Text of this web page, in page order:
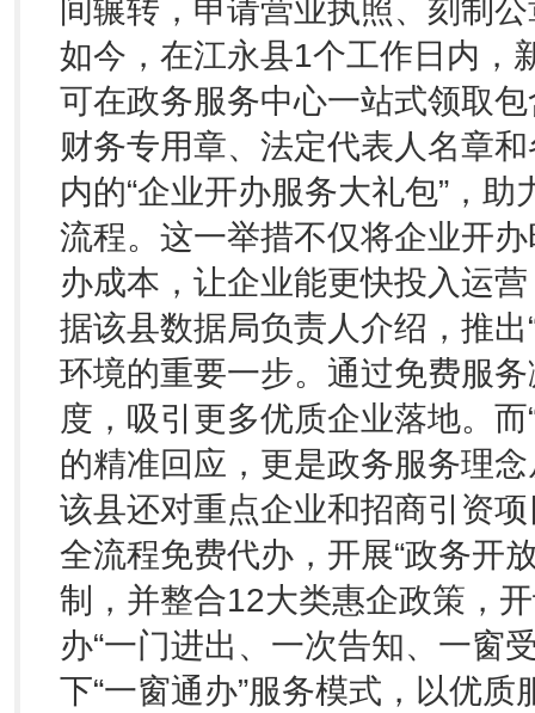
间辗转，申请营业执照、刻制
如今，在江永县1个工作日内，
可在政务服务中心一站式领取
财务专用章、法定代表人名章
内的“企业开办服务大礼包”，
流程。这一举措不仅将企业开
办成本，让企业能更快投入运
据该县数据局负责人介绍，推
环境的重要一步。通过免费服
度，吸引更多优质企业落地。
的精准回应，更是政务服务理念
该县还对重点企业和招商引资
全流程免费代办，开展“政务开
制，并整合12大类惠企政策，
办“一门进出、一次告知、一窗
下“一窗通办”服务模式，以优